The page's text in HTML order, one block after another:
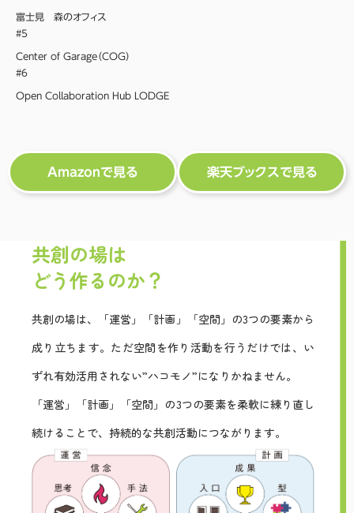
富士見 森のオフィス
#5
Center of Garage（COG）
#6
Open Collaboration Hub LODGE
Amazonで見る 楽天ブックスで見る
共創の場は
どう作るのか？
共創の場は、「運営」「計画」「空間」の3つの要素から
成り立ちます。ただ空間を作り活動を行うだけでは、い
ずれ有効活用されない”ハコモノ”になりかねません。
「運営」「計画」「空間」の3つの要素を柔軟に練り直し
続けることで、持続的な共創活動につながります。